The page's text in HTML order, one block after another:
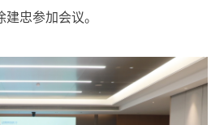
忠参加会议。